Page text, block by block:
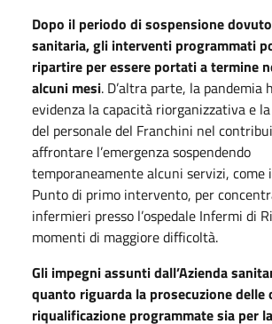
Dopo il periodo di sospensione
sanitaria, gli interventi programmati
ripartire per essere portati a termine
alcuni mesi. D’altra parte, la pandemia
evidenza la capacità riorganizzativa e
del personale del Franchini nel
affrontare l’emergenza sospendendo
temporaneamente alcuni servizi, come
Punto di primo intervento, per
infermieri presso l’ospedale Infermi di
momenti di maggiore difficoltà.
Gli impegni assunti dall’Azienda
quanto riguarda la prosecuzione delle
riqualificazione programmate sia per